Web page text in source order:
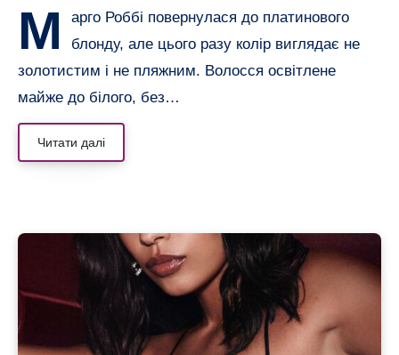
М
арго Роббі повернулася до платинового
блонду, але цього разу колір виглядає не
золотистим і не пляжним. Волосся освітлене
майже до білого, без…
Читати далі